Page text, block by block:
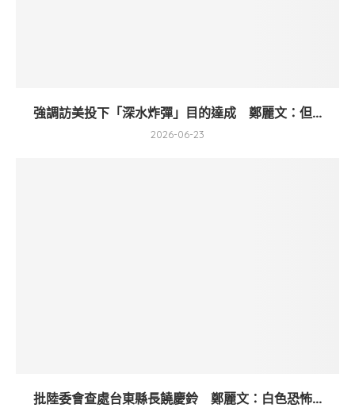
強調訪美投下「深水炸彈」目的達成 鄭麗文：但...
2026-06-23
批陸委會查處台東縣長饒慶鈴 鄭麗文：白色恐怖...